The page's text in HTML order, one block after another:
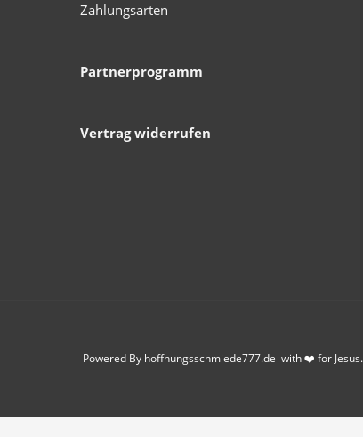
Zahlungsarten
Partnerprogramm
Vertrag widerrufen
Powered By hoffnungsschmiede777.de with ❤️ for Jesus.